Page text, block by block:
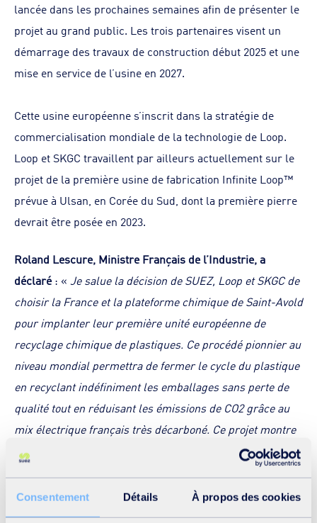
Consentement Détails À propos des cookies
lancée dans les prochaines semaines afin de présenter le
projet au grand public. Les trois partenaires visent un
démarrage des travaux de construction début 2025 et une
mise en service de l’usine en 2027.
Cette usine européenne s’inscrit dans la stratégie de
commercialisation mondiale de la technologie de Loop.
Loop et SKGC travaillent par ailleurs actuellement sur le
projet de la première usine de fabrication Infinite Loop™
prévue à Ulsan, en Corée du Sud, dont la première pierre
devrait être posée en 2023.
Roland Lescure, Ministre Français de l’Industrie, a
déclaré: « Je salue la décision de SUEZ, Loop et SKGC de
choisir la France et la plateforme chimique de Saint-Avold
pour implanter leur première unité européenne de
recyclage chimique de plastiques. Ce procédé pionnier au
niveau mondial permettra de fermer le cycle du plastique
en recyclant indéfiniment les emballages sans perte de
qualité tout en réduisant les émissions de CO2 grâce au
mix électrique français très décarboné. Ce projet montre
comment l’industrie peut être porteuse de solutions pour
la transition écologique, puisqu’il contribue à la fois au
développement d’une économie circulaire économe en
ressources naturelles et à la sécurisation de